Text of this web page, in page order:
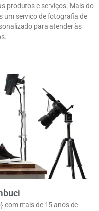
produtos e serviços. Mais do
um serviço de fotografia de
para atender às
com mais de 15 anos de